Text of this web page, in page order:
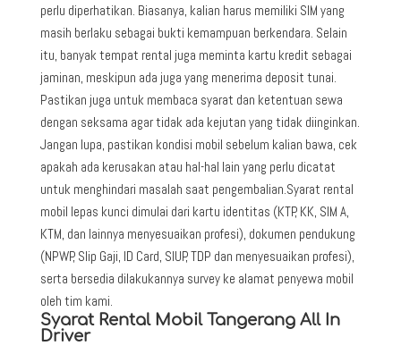
perlu diperhatikan. Biasanya, kalian harus memiliki SIM yang
masih berlaku sebagai bukti kemampuan berkendara. Selain
itu, banyak tempat rental juga meminta kartu kredit sebagai
jaminan, meskipun ada juga yang menerima deposit tunai.
Pastikan juga untuk membaca syarat dan ketentuan sewa
dengan seksama agar tidak ada kejutan yang tidak diinginkan.
Jangan lupa, pastikan kondisi mobil sebelum kalian bawa, cek
apakah ada kerusakan atau hal-hal lain yang perlu dicatat
untuk menghindari masalah saat pengembalian.Syarat rental
mobil lepas kunci dimulai dari kartu identitas (KTP, KK, SIM A,
KTM, dan lainnya menyesuaikan profesi), dokumen pendukung
(NPWP, Slip Gaji, ID Card, SIUP, TDP dan menyesuaikan profesi),
serta bersedia dilakukannya survey ke alamat penyewa mobil
oleh tim kami.
Syarat Rental Mobil Tangerang All In
Driver